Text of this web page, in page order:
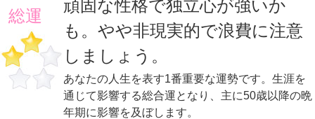
総運
頑固な性格で独立心が強いか
も。やや非現実的で浪費に注意
しましょう。
あなたの人生を表す1番重要な運勢です。生涯を
通じて影響する総合運となり、主に50歳以降の晩
年期に影響を及ぼします。